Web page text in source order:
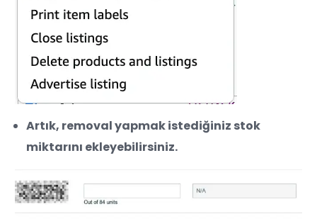
Artık, removal yapmak istediğiniz stok
miktarını ekleyebilirsiniz.